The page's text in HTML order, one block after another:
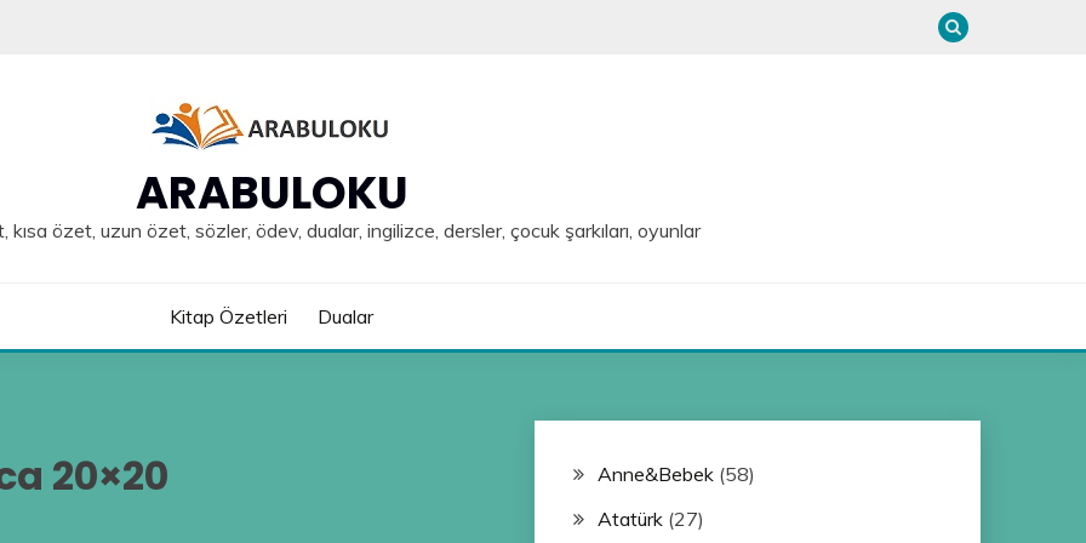
ARABULOKU
özet, uzun özet, sözler, ödev, dualar, ingilizce, dersler, çocuk şarkıları, oyunlar
Kitap Özetleri Dualar
20×20 Anne&Bebek(58)
Atatürk(27)